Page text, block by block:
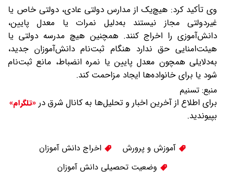
وی تأکید کرد: هیچ‌یک از مدارس دولتی عادی، دولتی خاص یا
غیردولتی مجاز نیستند به‌دلیل نمرات یا معدل پایین،
دانش‌آموزی را اخراج کنند. همچنین هیچ مدرسه دولتی یا
هیئت‌امنایی حق ندارد هنگام ثبت‌نام دانش‌آموزان جدید،
به‌دلایلی همچون معدل پایین یا نمره انضباط، مانع ثبت‌نام
شود یا برای خانواده‌ها ایجاد مزاحمت کند.
منبع: تسنیم
برای اطلاع از آخرین اخبار و تحلیل‌ها به کانال شرق در «تلگرام»
بپیوندید.
آموزش و پرورش
اخراج دانش آموزان
وضعیت تحصیلی دانش آموزان